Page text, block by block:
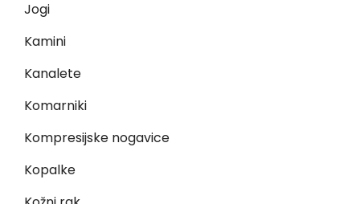
Jogi
Kamini
Kanalete
Komarniki
Kompresijske nogavice
Kopalke